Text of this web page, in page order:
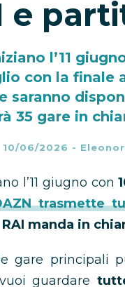
e
l’11
con la finale
saranno
35 gare in
10/06/2026 -
l’11 giugno con
trasmette
RAI manda in
gare principali
guardare